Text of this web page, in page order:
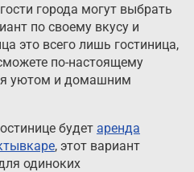
города могут выбрать
по своему вкусу и
это всего лишь гостиница,
по-настоящему
уютом и домашним
будет аренда
, этот вариант
одиноких